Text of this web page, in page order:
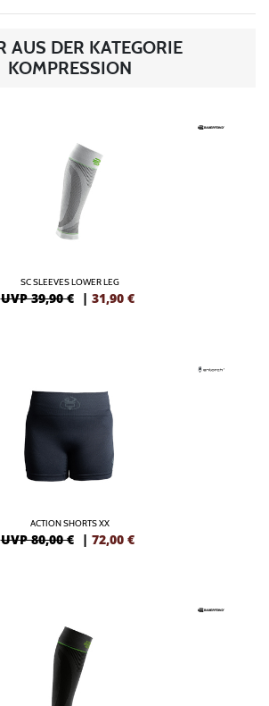
AUS DER KATEGORIE
KOMPRESSION
SC SLEEVES LOWER LEG
UVP 39,90 € | 31,90 €
ACTION SHORTS XX
UVP 80,00 € | 72,00 €